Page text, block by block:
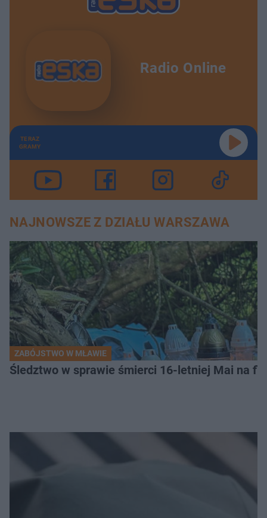
Radio Online
TERAZ
GRAMY
NAJNOWSZE Z DZIAŁU WARSZAWA
ZABÓJSTWO W MŁAWIE
Śledztwo w sprawie śmierci 16-letniej Mai na